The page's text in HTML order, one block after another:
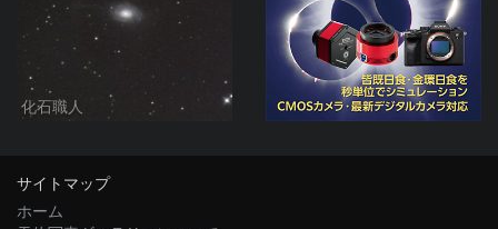
化石職人
サイトマップ
ホーム